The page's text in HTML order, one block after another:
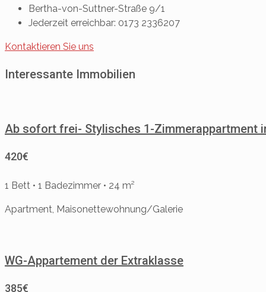
Bertha-von-Suttner-Straße 9/1
Jederzeit erreichbar: 0173 2336207
Kontaktieren Sie uns
Interessante Immobilien
Ab sofort frei- Stylisches 1-Zimmerappartment
420€
1 Bett • 1 Badezimmer • 24 m²
Apartment, Maisonettewohnung/Galerie
WG-Appartement der Extraklasse
385€